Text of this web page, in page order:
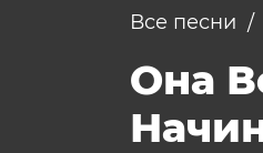
Все песни
Она